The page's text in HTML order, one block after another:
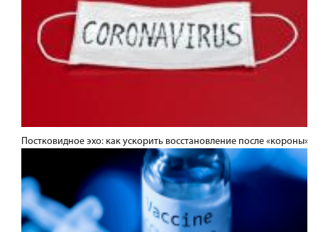
Постковидное эхо: как ускорить восстановление после «короны»